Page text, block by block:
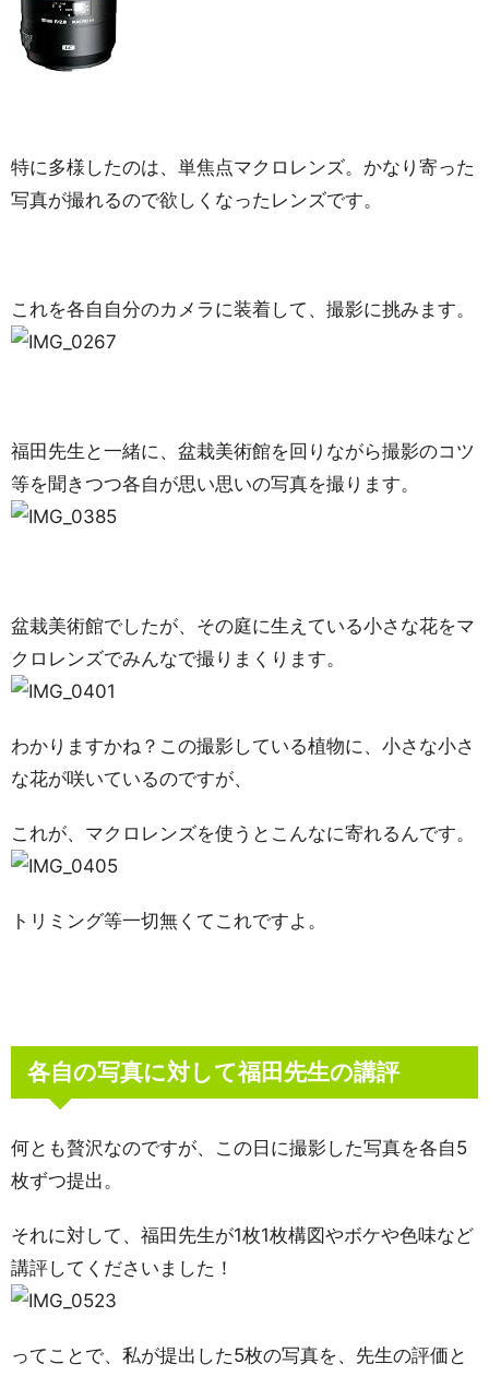
特に多様したのは、単焦点マクロレンズ。かなり寄った
写真が撮れるので欲しくなったレンズです。
これを各自自分のカメラに装着して、撮影に挑みます。
福田先生と一緒に、盆栽美術館を回りながら撮影のコツ
等を聞きつつ各自が思い思いの写真を撮ります。
盆栽美術館でしたが、その庭に生えている小さな花をマ
クロレンズでみんなで撮りまくります。
わかりますかね？この撮影している植物に、小さな小さ
な花が咲いているのですが、
これが、マクロレンズを使うとこんなに寄れるんです。
トリミング等一切無くてこれですよ。
各自の写真に対して福田先生の講評
何とも贅沢なのですが、この日に撮影した写真を各自5
枚ずつ提出。
それに対して、福田先生が1枚1枚構図やボケや色味など
講評してくださいました！
ってことで、私が提出した5枚の写真を、先生の評価と